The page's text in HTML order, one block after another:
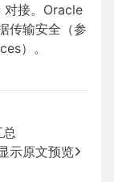
对接。Oracle
传输安全（参
）。
示原文预览